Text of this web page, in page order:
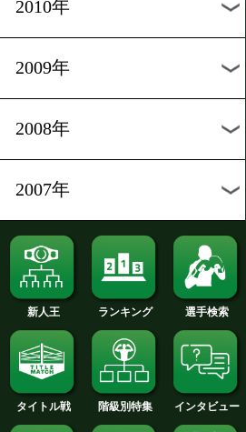
2017年
2015年
2014年